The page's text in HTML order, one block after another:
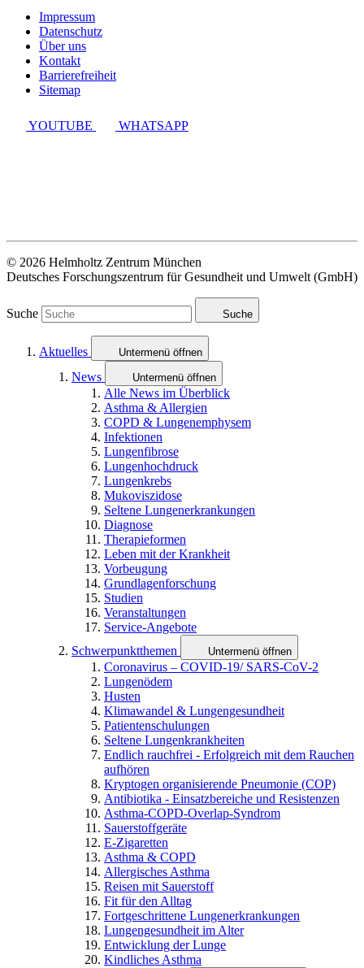
Impressum
Datenschutz
Über uns
Kontakt
Barrierefreiheit
Sitemap
YOUTUBE WHATSAPP
© 2026 Helmholtz Zentrum München
Deutsches Forschungszentrum für Gesundheit und Umwelt (GmbH)
Suche Suche
Aktuelles Untermenü öffnen
News Untermenü öffnen
Alle News im Überblick
Asthma & Allergien
COPD & Lungenemphysem
Infektionen
Lungenfibrose
Lungenhochdruck
Lungenkrebs
Mukoviszidose
Seltene Lungenerkrankungen
Diagnose
Therapieformen
Leben mit der Krankheit
Vorbeugung
Grundlagenforschung
Studien
Veranstaltungen
Service-Angebote
Schwerpunktthemen
Untermenü öffnen
Coronavirus – COVID-19/ SARS-CoV-2
Lungenödem
Husten
Klimawandel & Lungengesundheit
Patientenschulungen
Seltene Lungenkrankheiten
Endlich rauchfrei - Erfolgreich mit dem Rauchen
aufhören
Kryptogen organisierende Pneumonie (COP)
Antibiotika - Einsatzbereiche und Resistenzen
Asthma-COPD-Overlap-Syndrom
Sauerstoffgeräte
E-Zigaretten
Asthma & COPD
Allergisches Asthma
Reisen mit Sauerstoff
Fit für den Alltag
Fortgeschrittene Lungenerkrankungen
Lungengesundheit im Alter
Entwicklung der Lunge
Kindliches Asthma